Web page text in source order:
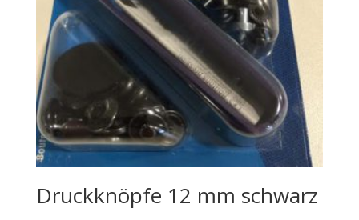
Druckknöpfe 12 mm schwarz